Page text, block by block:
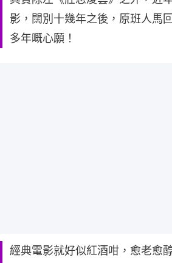
影，闊別十幾年之後，原班人馬
多年嘅心願！
經典電影就好似紅酒咁，愈老愈